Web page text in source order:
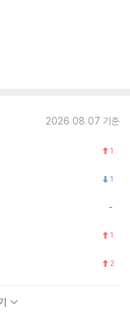
2026.08.07 기준
1
1
1
2